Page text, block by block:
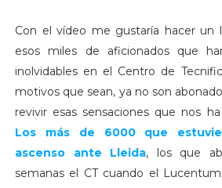
Con el vídeo me gustaría hacer un
esos miles de aficionados que
inolvidables en el Centro de
motivos que sean, ya no son
revivir esas sensaciones que nos
Los más de 6000 que
ascenso ante Lleida, los que
semanas el CT cuando el